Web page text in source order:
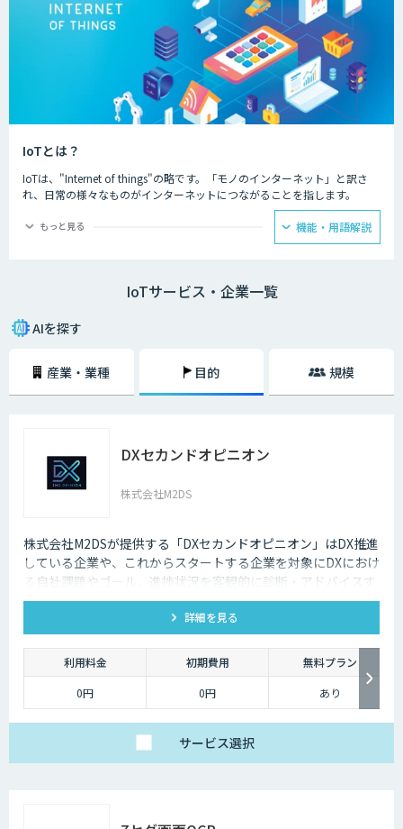
IoTとは？
IoTは、"Internet of things"の略です。「モノのインターネット」と訳さ
れ、日常の様々なものがインターネットにつながることを指します。
IoTによってできることは主に二つあり、一つ目はモノの遠隔操作です。
インターネットにつながったモノを、リモコンなどを用いて遠隔から動き
二つ目は、モノのモニタリングです。モノにセンサーなどをつけ、その情
ことができます。
め、より便利で快適な生活ができるようになると期待されています。
もっと見る 機能・用語解説
IoTサービス・企業一覧
AIを探す
産業・業種 目的 規模
DXセカンドオピニオン
株式会社M2DS
株式会社M2DSが提供する「DXセカンドオピニオン」はDX推進
している企業や、これからスタートする企業を対象にDXにおけ
る自社課題やゴール、進捗状況を客観的に診断・アドバイスす
るサービスです
詳細を見る
利用料金 初期費用
無料プラン
0円
0円 あり
サービス選択